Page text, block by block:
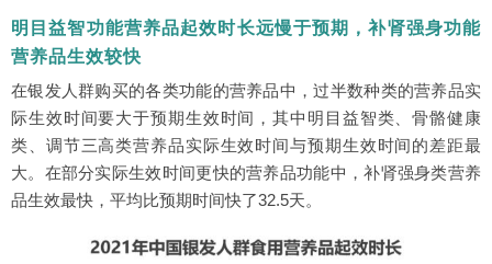
明目益智功能营养品起效时长远慢于预期，补肾强身功能
营养品生效较快
在银发人群购买的各类功能的营养品中，过半数种类的营养品实
际生效时间要大于预期生效时间，其中明目益智类、骨骼健康
类、调节三高类营养品实际生效时间与预期生效时间的差距最
大。在部分实际生效时间更快的营养品功能中，补肾强身类营养
品生效最快，平均比预期时间快了32.5天。